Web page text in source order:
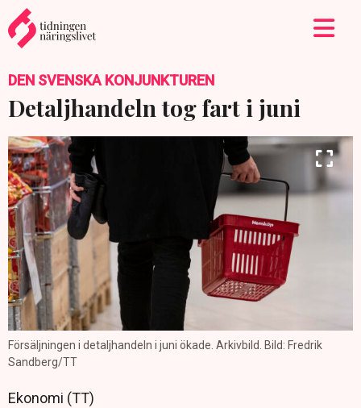
DEN SVENSKA KONJUNKTUREN
Detaljhandeln tog fart i juni
Försäljningen i detaljhandeln i juni ökade. Arkivbild. Bild: Fredrik
Sandberg/TT
Ekonomi (TT)